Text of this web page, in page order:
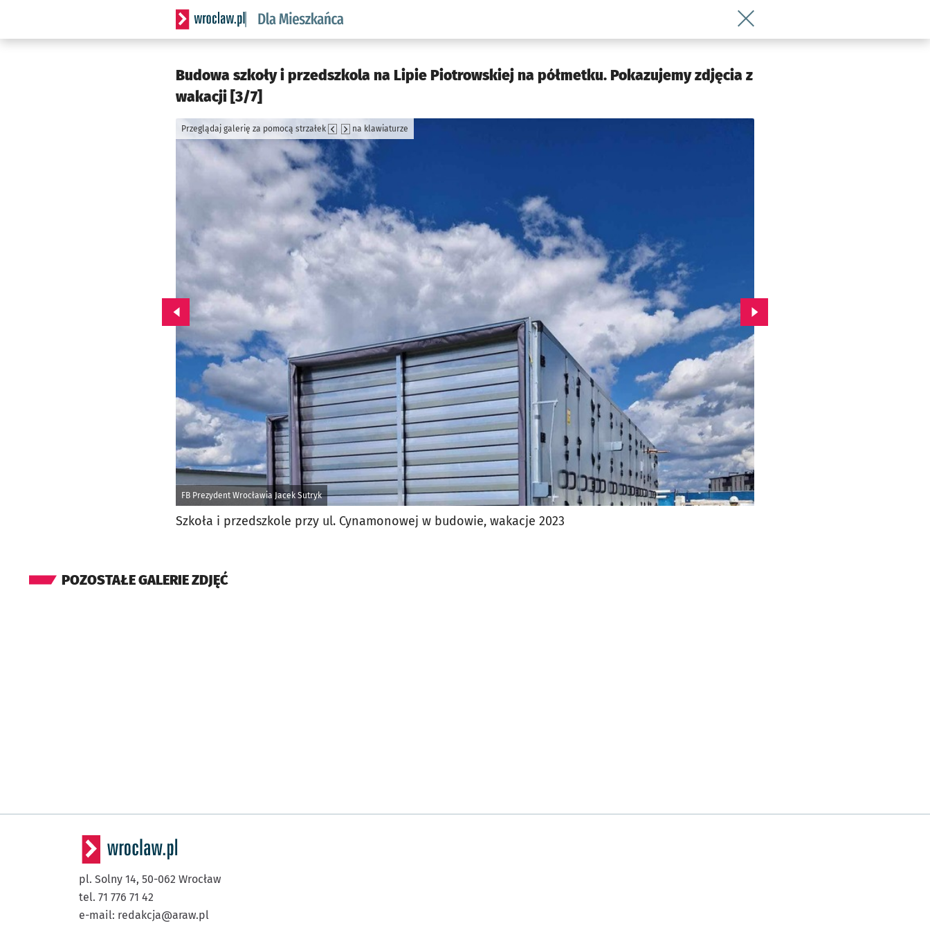
Serwis informacyjny wroclaw.pl podserwis: Dla mieszkańca
Wróć do artykułu Budowa szkoły i
Budowa szkoły i przedszkola na Lipie Piotrowskiej na półmetku. Pokazujemy zdjęcia z
wakacji [3/7]
FB Prezydent Wrocławia Jacek Sutryk
Przeglądaj galerię za pomocą strzałek na klawiaturze
Przejdź do poprzedniego zdjęcia. Przejdź do kolejnego zdjęcia.
Szkoła i przedszkole przy ul. Cynamonowej w budowie, wakacje 2023
POZOSTAŁE GALERIE ZDJĘĆ
pl. Solny 14, 50-062 Wrocław
tel. 71 776 71 42
e-mail: redakcja@araw.pl